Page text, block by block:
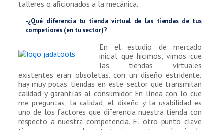
talleres o aficionados a la mecánica.
-¿Qué diferencia tu tienda virtual de las tiendas de tus
competiores (en tu sector)?
En el estudio de mercado
inicial que hicimos, vimos que
las tiendas virtuales
existentes eran obsoletas, con un diseño estridente,
hay muy pocas tiendas en este sector que transmitan
calidad y garantías al consumidor. En línea con lo que
me preguntas, la calidad, el diseño y la usabilidad es
uno de los factores que diferencia nuestra tienda con
respecto a nuestra competencia. El otro punto clave